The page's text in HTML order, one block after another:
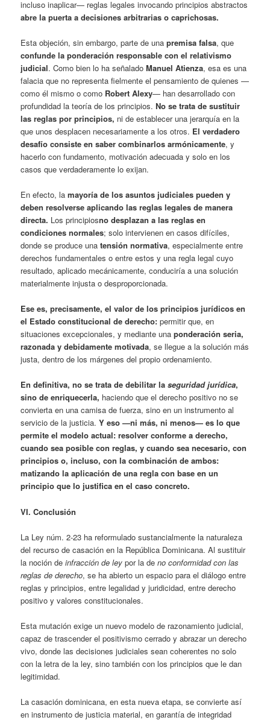
incluso inaplicar— reglas legales invocando principios abstractos
abre la puerta a decisiones arbitrarias o caprichosas.
Esta objeción, sin embargo, parte de unapremisa falsa, que
confunde la ponderación responsable con el relativismo
judicial. Como bien lo ha señaladoManuel Atienza, esa es una
falacia que no representa fielmente el pensamiento de quienes —
como él mismo o como Robert Alexy— han desarrollado con
profundidad la teoría de los principios.No se trata de sustituir
las reglas por principios, ni de establecer una jerarquía en la
que unos desplacen necesariamente a los otros. El verdadero
desafío consiste en saber combinarlos armónicamente, y
hacerlo con fundamento, motivación adecuada y solo en los
casos que verdaderamente lo exijan.
En efecto, lamayoría de los asuntos judiciales pueden y
deben resolverse aplicando las reglas legales de manera
directa. Los principiosno desplazan a las reglas en
condiciones normales; solo intervienen en casos difíciles,
donde se produce unatensión normativa, especialmente entre
derechos fundamentales o entre estos y una regla legal cuyo
resultado, aplicado mecánicamente, conduciría a una solución
materialmente injusta o desproporcionada.
Ese es, precisamente, el valor de los principios jurídicos en
el Estado constitucional de derecho:permitir que, en
situaciones excepcionales, y mediante unaponderación seria,
razonada y debidamente motivada, se llegue a la solución más
justa, dentro de los márgenes del propio ordenamiento.
En definitiva, no se trata de debilitar laseguridad jurídica,
sino de enriquecerla, haciendo que el derecho positivo no se
convierta en una camisa de fuerza, sino en un instrumento al
servicio de la justicia.Y eso —ni más, ni menos— es lo que
permite el modelo actual: resolver conforme a derecho,
cuando sea posible con reglas, y cuando sea necesario, con
principios o, incluso, con la combinación de ambos:
matizando la aplicación de una regla con base en un
principio que lo justifica en el caso concreto.
VI. Conclusión
La Ley núm. 2-23 ha reformulado sustancialmente la naturaleza
del recurso de casación en la República Dominicana. Al sustituir
la noción deinfracción de ley por la deno conformidad con las
reglas de derecho, se ha abierto un espacio para el diálogo entre
reglas y principios, entre legalidad y juridicidad, entre derecho
positivo y valores constitucionales.
Esta mutación exige un nuevo modelo de razonamiento judicial,
capaz de trascender el positivismo cerrado y abrazar un derecho
vivo, donde las decisiones judiciales sean coherentes no solo
con la letra de la ley, sino también con los principios que le dan
legitimidad.
La casación dominicana, en esta nueva etapa, se convierte así
en instrumento de justicia material, en garantía de integridad